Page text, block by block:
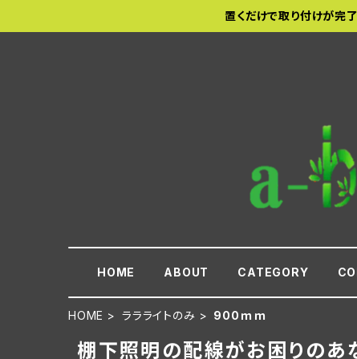
置くだけで取り付けが完
HOME ABOUT CATEGORY
HOME ララライトのみ 900ｍｍ
棚下照明の配線がお困りの